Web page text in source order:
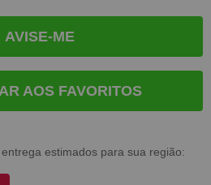
AVISE-ME
AOS FAVORITOS
estimados para sua região: